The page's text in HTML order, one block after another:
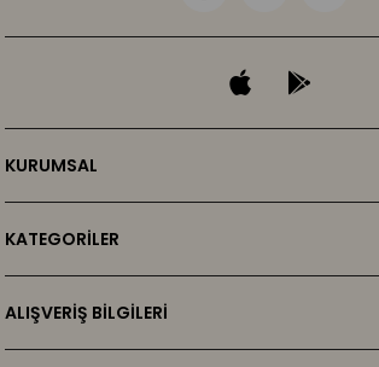
KURUMSAL
KATEGORİLER
ALIŞVERİŞ BİLGİLERİ